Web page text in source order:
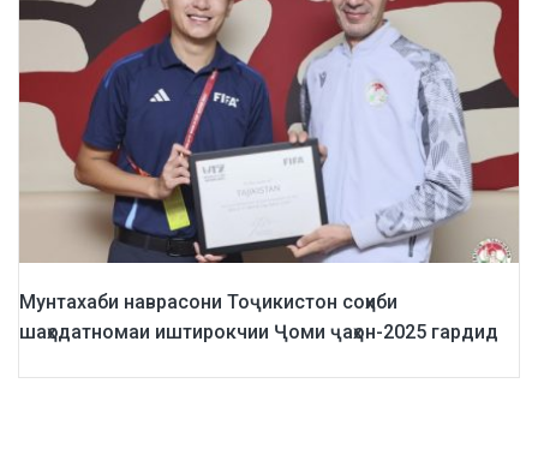
Мунтахаби наврасони Тоҷикистон соҳиби
шаҳодатномаи иштирокчии Ҷоми ҷаҳон-2025 гардид